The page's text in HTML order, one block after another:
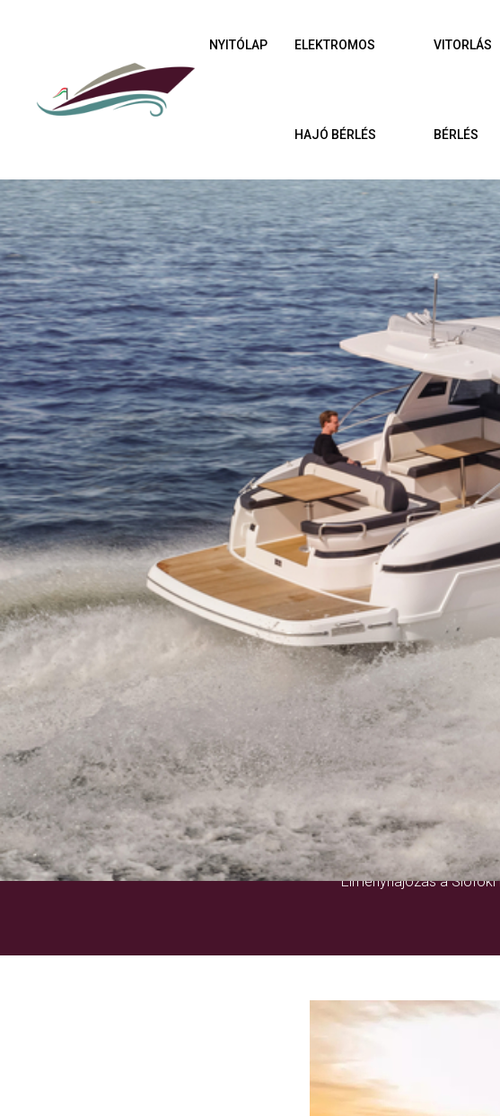
NYITÓLAP ELEKTROMOS
HAJÓ BÉRLÉS
VITORLÁS
BÉRLÉS
EGY
Élményhajózás a